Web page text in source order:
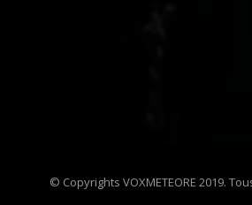
© Copyrights VOXMETEORE 2019.